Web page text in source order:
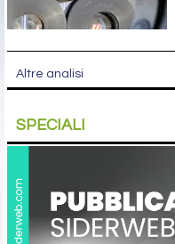
Altre analisi
SPECIALI